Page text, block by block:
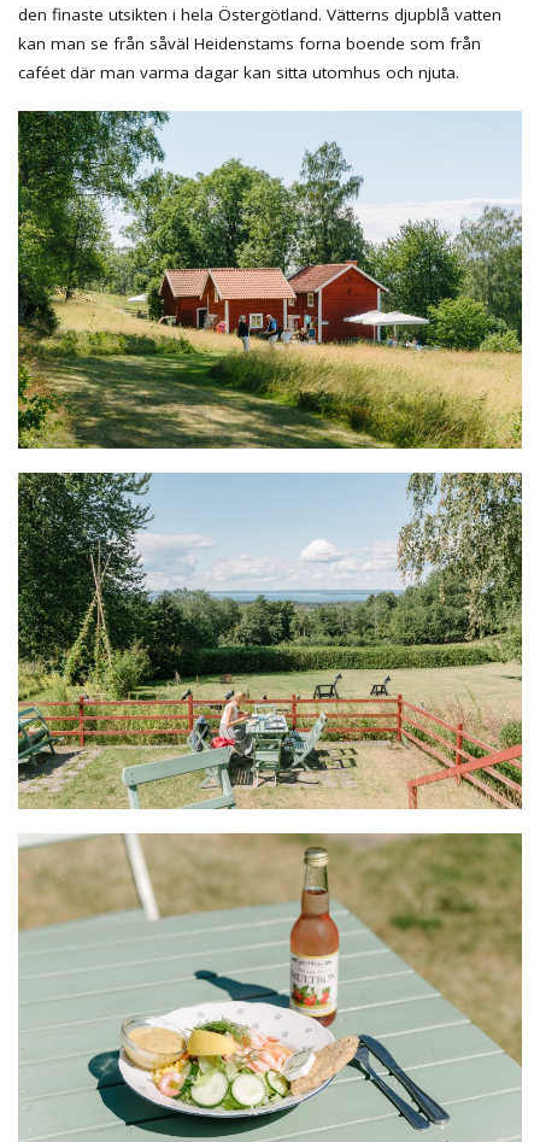
den finaste utsikten i hela Östergötland. Vätterns djupblå vatten
kan man se från såväl Heidenstams forna boende som från
caféet där man varma dagar kan sitta utomhus och njuta.